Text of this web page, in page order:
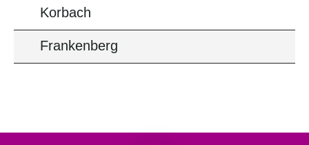
Korbach
Frankenberg